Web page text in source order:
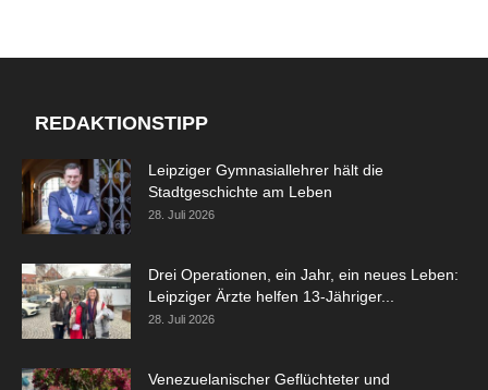
REDAKTIONSTIPP
Leipziger Gymnasiallehrer hält die
Stadtgeschichte am Leben
28. Juli 2026
Drei Operationen, ein Jahr, ein neues Leben:
Leipziger Ärzte helfen 13-Jähriger...
28. Juli 2026
Venezuelanischer Geflüchteter und